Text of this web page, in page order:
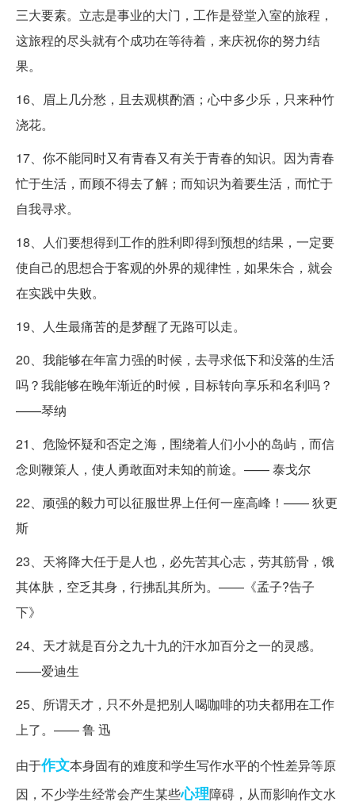
三大要素。立志是事业的大门，工作是登堂入室的旅程，
这旅程的尽头就有个成功在等待着，来庆祝你的努力结
果。
16、眉上几分愁，且去观棋酌酒；心中多少乐，只来种竹
浇花。
17、你不能同时又有青春又有关于青春的知识。因为青春
忙于生活，而顾不得去了解；而知识为着要生活，而忙于
自我寻求。
18、人们要想得到工作的胜利即得到预想的结果，一定要
使自己的思想合于客观的外界的规律性，如果朱合，就会
在实践中失败。
19、人生最痛苦的是梦醒了无路可以走。
20、我能够在年富力强的时候，去寻求低下和没落的生活
吗？我能够在晚年渐近的时候，目标转向享乐和名利吗？
——琴纳
21、危险怀疑和否定之海，围绕着人们小小的岛屿，而信
念则鞭策人，使人勇敢面对未知的前途。—— 泰戈尔
22、顽强的毅力可以征服世界上任何一座高峰！—— 狄更
斯
23、天将降大任于是人也，必先苦其心志，劳其筋骨，饿
其体肤，空乏其身，行拂乱其所为。——《孟子?告子
下》
24、天才就是百分之九十九的汗水加百分之一的灵感。
——爱迪生
25、所谓天才，只不外是把别人喝咖啡的功夫都用在工作
上了。—— 鲁 迅
由于作文本身固有的难度和学生写作水平的个性差异等原
因，不少学生经常会产生某些心理障碍，从而影响作文水